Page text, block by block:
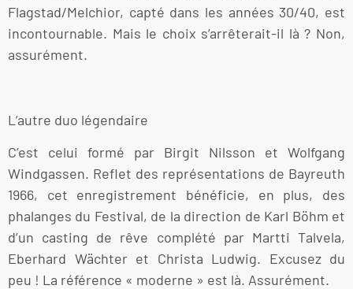
Flagstad/Melchior, capté dans les années 30/40, est
incontournable. Mais le choix s’arrêterait-il là ? Non,
assurément.
L’autre duo légendaire
C’est celui formé par Birgit Nilsson et Wolfgang
Windgassen. Reflet des représentations de Bayreuth
1966, cet enregistrement bénéficie, en plus, des
phalanges du Festival, de la direction de Karl Böhm et
d’un casting de rêve complété par Martti Talvela,
Eberhard Wächter et Christa Ludwig. Excusez du
peu ! La référence « moderne » est là. Assurément.